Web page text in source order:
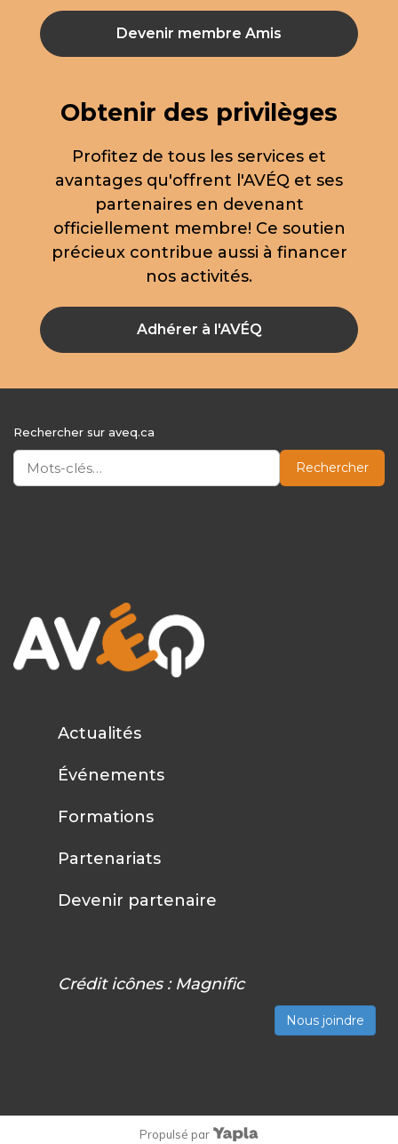
Devenir membre Amis
Obtenir des privilèges
Profitez de tous les services et
avantages qu'offrent l'AVÉQ et ses
partenaires en devenant
officiellement membre! Ce soutien
précieux contribue aussi à financer
nos activités.
Adhérer à l'AVÉQ
Rechercher sur aveq.ca
Rechercher
Actualités
Événements
Formations
Partenariats
Devenir partenaire
Crédit icônes : Magnific
Nous joindre
Propulsé par